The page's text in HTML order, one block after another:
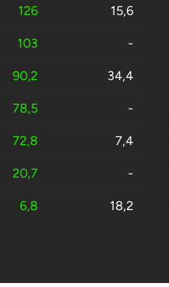
126 15,6
103 -
90,2 34,4
78,5 -
72,8 7,4
20,7 -
6,8 18,2